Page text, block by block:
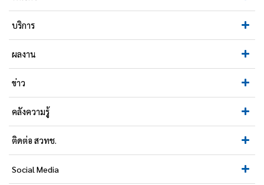
บริการ
ผลงาน
ข่าว
คลังความรู้
ติดต่อ สวทช.
Social Media